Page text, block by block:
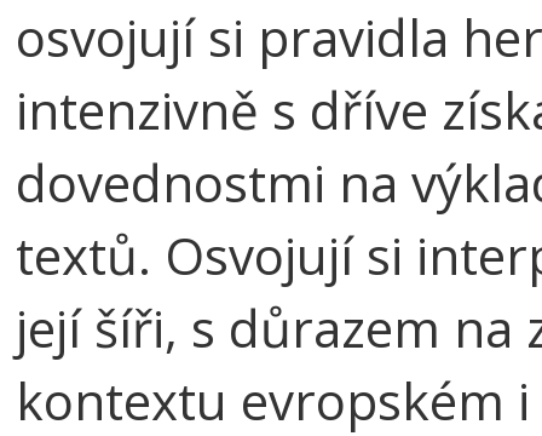
osvojují si pravidla
intenzivně s dříve
dovednostmi na
textů. Osvojují si
její šíři, s důrazem na
kontextu evropském